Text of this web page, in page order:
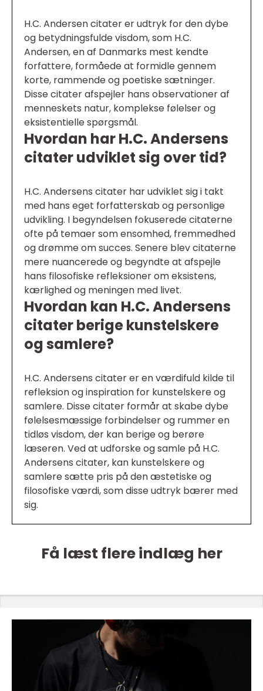
H.C. Andersen citater er udtryk for den dybe
og betydningsfulde visdom, som H.C.
Andersen, en af Danmarks mest kendte
forfattere, formåede at formidle gennem
korte, rammende og poetiske sætninger.
Disse citater afspejler hans observationer af
menneskets natur, komplekse følelser og
eksistentielle spørgsmål.
Hvordan har H.C. Andersens
citater udviklet sig over tid?
H.C. Andersens citater har udviklet sig i takt
med hans eget forfatterskab og personlige
udvikling. I begyndelsen fokuserede citaterne
ofte på temaer som ensomhed, fremmedhed
og drømme om succes. Senere blev citaterne
mere nuancerede og begyndte at afspejle
hans filosofiske refleksioner om eksistens,
kærlighed og meningen med livet.
Hvordan kan H.C. Andersens
citater berige kunstelskere
og samlere?
H.C. Andersens citater er en værdifuld kilde til
refleksion og inspiration for kunstelskere og
samlere. Disse citater formår at skabe dybe
følelsesmæssige forbindelser og rummer en
tidløs visdom, der kan berige og berøre
læseren. Ved at udforske og samle på H.C.
Andersens citater, kan kunstelskere og
samlere sætte pris på den æstetiske og
filosofiske værdi, som disse udtryk bærer med
sig.
Få læst flere indlæg her